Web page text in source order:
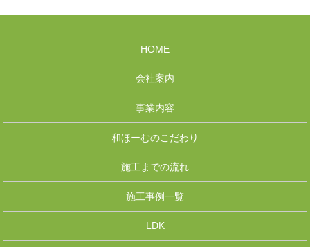
HOME
会社案内
事業内容
和ほーむのこだわり
施工までの流れ
施工事例一覧
LDK